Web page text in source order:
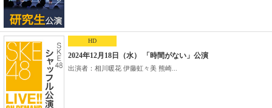
HD
2024年12月18日（水） 「時間がない」公演
出演者：相川暖花 伊藤虹々美 熊崎...